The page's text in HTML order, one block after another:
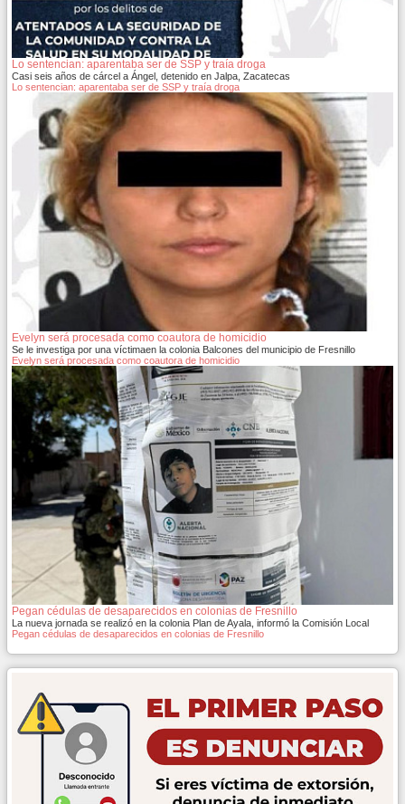
Lo sentencian: aparentaba ser de SSP y traía droga
Casi seis años de cárcel a Ángel, detenido en Jalpa, Zacatecas
Lo sentencian: aparentaba ser de SSP y traía droga
Evelyn será procesada como coautora de homicidio
Se le investiga por una víctimaen la colonia Balcones del municipio de Fresnillo
Evelyn será procesada como coautora de homicidio
Pegan cédulas de desaparecidos en colonias de Fresnillo
La nueva jornada se realizó en la colonia Plan de Ayala, informó la Comisión Local
Pegan cédulas de desaparecidos en colonias de Fresnillo